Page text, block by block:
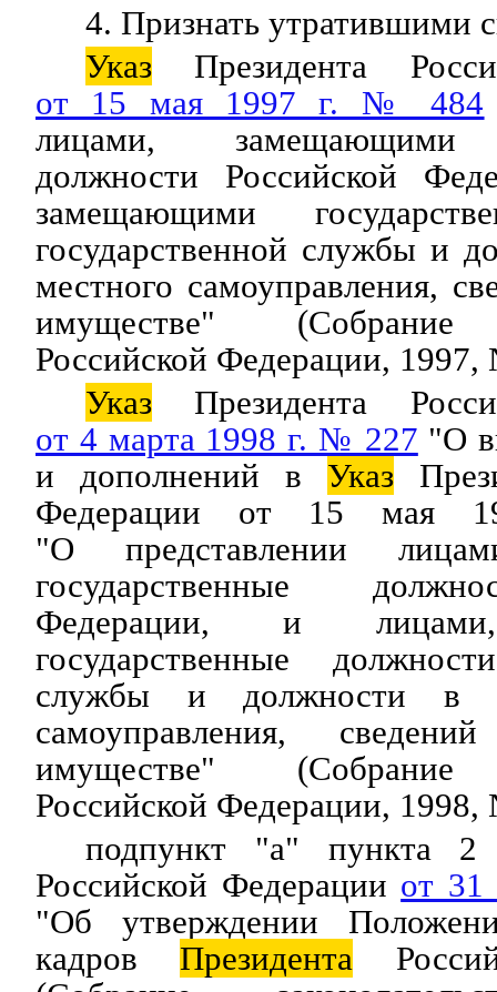
4. Признать утратившими
Указ Президента
от 15 мая 1997 г. № 484
лицами, замещающими
должности Российской
замещающими
государственной службы и
местного самоуправления,
имуществе" (Собрание
Российской Федерации,
Указ Президента
от 4 марта 1998 г. № 227 "О
и дополнений в Указ
Федерации от 15
"О представлении
государственные
Федерации, и
государственные
службы и должности в
самоуправления,
имуществе" (Собрание
Российской Федерации,
подпункт "а" пункта
Российской Федерации от
"Об утверждении
кадров Президента